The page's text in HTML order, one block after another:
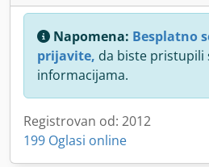
Napomena: Besplatno
prijavite, da biste pristupili
informacijama.
Registrovan od: 2012
199 Oglasi online